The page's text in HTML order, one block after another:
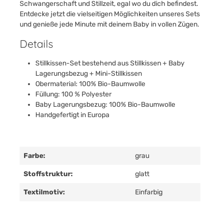
Schwangerschaft und Stillzeit, egal wo du dich befindest.
Entdecke jetzt die vielseitigen Möglichkeiten unseres Sets
und genieße jede Minute mit deinem Baby in vollen Zügen.
Details
Stillkissen-Set bestehend aus Stillkissen + Baby
Lagerungsbezug + Mini-Stillkissen
Obermaterial: 100% Bio-Baumwolle
Füllung: 100 % Polyester
Baby Lagerungsbezug: 100% Bio-Baumwolle
Handgefertigt in Europa
Farbe: grau
Stoffstruktur: glatt
Textilmotiv: Einfarbig